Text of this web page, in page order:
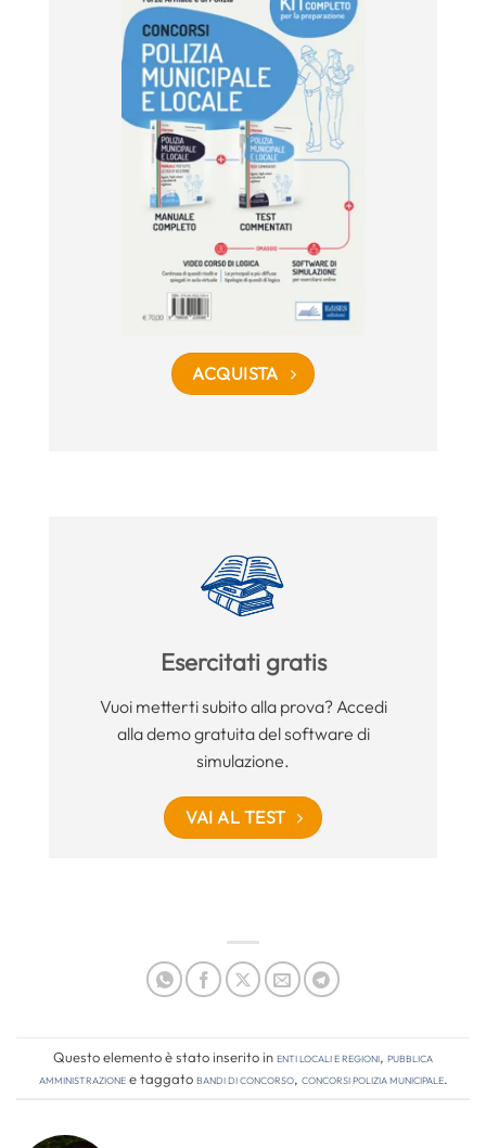
ACQUISTA
Esercitati gratis
Vuoi metterti subito alla prova? Accedi
alla demo gratuita del software di
simulazione.
VAI AL TEST
Questo elemento è stato inserito inEnti locali e regioni, Pubblica
amministrazionee taggatobandi di concorso, concorsi polizia municipale.